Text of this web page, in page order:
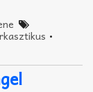
•